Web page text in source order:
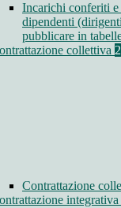
Incarichi conferiti e
dipendenti
pubblicare in
collettiva 2
Contrattazione
integrativa